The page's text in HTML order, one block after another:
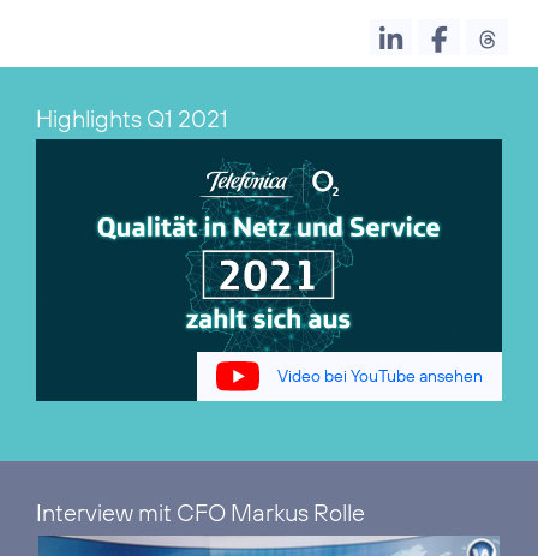
Highlights Q1 2021
Video bei YouTube ansehen
Interview mit CFO Markus Rolle